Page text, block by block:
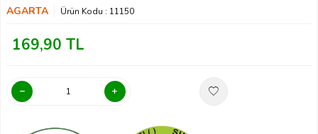
AGARTA Ürün Kodu : 11150
169,90 TL